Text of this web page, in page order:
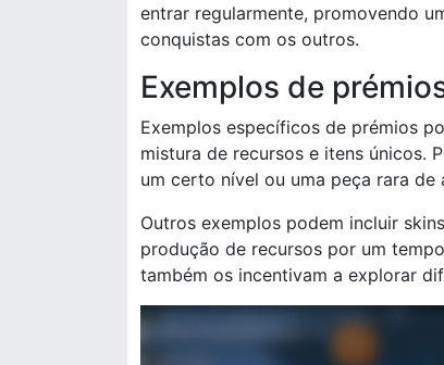
entrar regularmente, promovendo
conquistas com os outros.
Exemplos de
Exemplos específicos de prémios
mistura de recursos e itens únicos.
um certo nível ou uma peça rara
Outros exemplos podem incluir
produção de recursos por um
também os incentivam a explorar